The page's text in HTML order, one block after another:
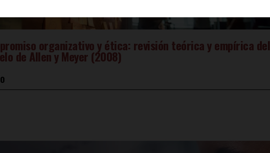
organizativo y ética: revisión teórica y empírica del
de Allen y Meyer (2008)